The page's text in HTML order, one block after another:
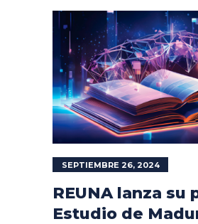
SEPTIEMBRE 26, 2024
REUNA lanza su
Estudio de